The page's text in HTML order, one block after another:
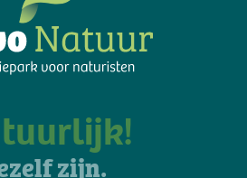
zijn.